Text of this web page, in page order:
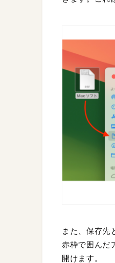
また、保存先
赤枠で囲んだ
開けます。